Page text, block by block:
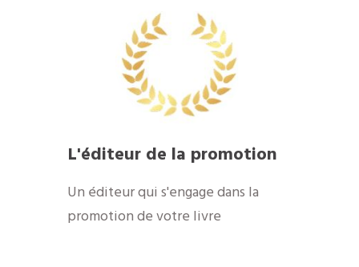
​L'éditeur de la promotion
​Un éditeur qui s'engage dans la
promotion de votre livre